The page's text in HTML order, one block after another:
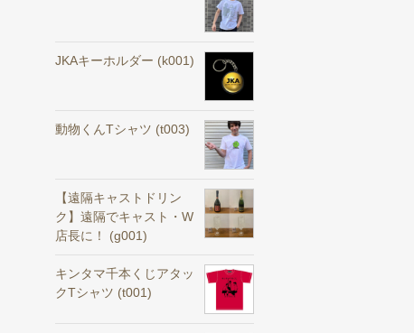
JKAキーホルダー (k001)
動物くんTシャツ (t003)
【遠隔キャストドリン
ク】遠隔でキャスト・W
店長に！ (g001)
キンタマ千本くじアタッ
クTシャツ (t001)